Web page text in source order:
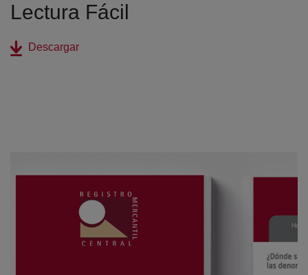
Lectura Fácil
Descargar(abre en nueva ventana)